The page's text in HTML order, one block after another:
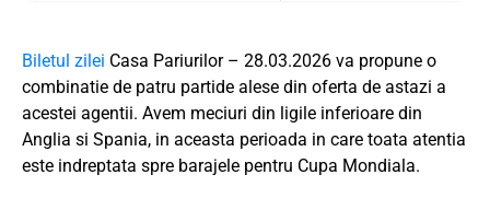
Biletul zilei Casa Pariurilor – 28.03.2026 va propune o
combinatie de patru partide alese din oferta de astazi a
acestei agentii. Avem meciuri din ligile inferioare din
Anglia si Spania, in aceasta perioada in care toata atentia
este indreptata spre barajele pentru Cupa Mondiala.